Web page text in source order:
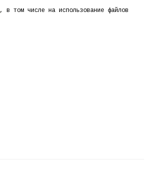
, в том числе на использование файлов